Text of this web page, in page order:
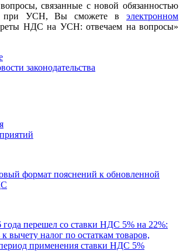
связанные с новой обязанностью
при УСН, Вы сможете в электронном
НДС на УСН: отвечаем на вопросы»
законодательства
формат пояснений к обновленной
перешел со ставки НДС 5% на 22%:
вычету налог по остаткам товаров,
применения ставки НДС 5%